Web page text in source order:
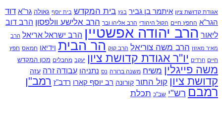
אגודת קדושת ציון איתמר בן גביר בגץ בית המקדש בית יוסף גאולה גר"א דוד
הגר"א החפץ חיים הקול היהודי הרב אליהו ובר הרב אלישע וולפסון הרב דוב
ליאור הרב יהודה אפשטיין הרב ישראל אריאל הרב
מאיר מאזוז הרב משה צוריאל הרב קוק הר הבית וידיאו חמאס חפץ
חיים חרדים יו"ר אגודת קדושת ציון יעקב מחבלים מכון המקדש
משה פייגלין משיח משנה ברורה נס נתניהו עבודה זרה עזה
קדושת ציון קול התור קורונה רב יוסף קארו רדב"ז רמב"ן
רמבם רש"י שב"כ תכלת